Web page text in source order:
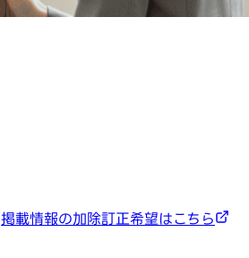
掲載情報の加除訂正希望はこちら